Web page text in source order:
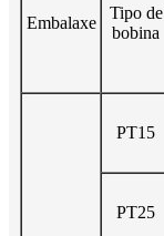
Embalaxe
Tipo de
bobina
PT15
PT25